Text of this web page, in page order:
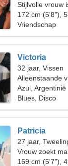
Stijlvolle vrouw
172 cm (5'8"),
Vriendschap
Victoria
32 jaar, Vissen
Alleenstaande
Azul, Argentinië
Blues, Disco
Patricia
27 jaar,
Vrouw zoekt
169 cm (5'7"),